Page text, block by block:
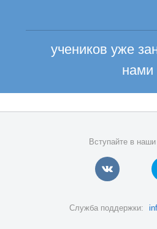
учеников уже
нами
Вступайте в
Служба поддержки: